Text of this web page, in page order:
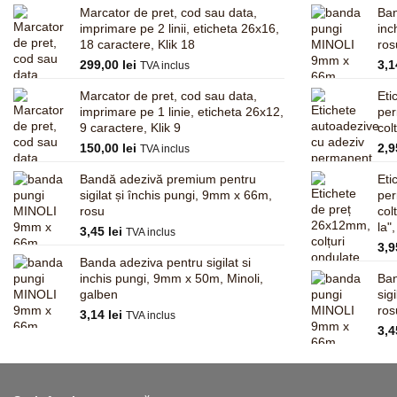
Marcator de pret, cod sau data,
imprimare pe 2 linii, eticheta 26x16,
18 caractere, Klik 18
299,00 lei TVA inclus
Marcator de pret, cod sau data,
imprimare pe 1 linie, eticheta 26x12,
9 caractere, Klik 9
150,00 lei TVA inclus
Bandă adezivă premium pentru
sigilat și închis pungi, 9mm x 66m,
rosu
3,45 lei TVA inclus
Banda adeziva pentru sigilat si
inchis pungi, 9mm x 50m, Minoli,
galben
3,14 lei TVA inclus